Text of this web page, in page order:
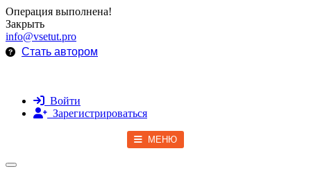
Операция выполнена!
Закрыть
info@vsetut.pro
Стать автором
Войти
Зарегистрироваться
МЕНЮ
Toggle navigation